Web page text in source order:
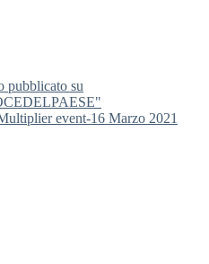
pubblicato su
event-16 Marzo 2021